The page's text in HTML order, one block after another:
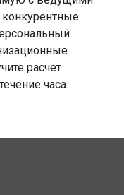
расчет
часа.